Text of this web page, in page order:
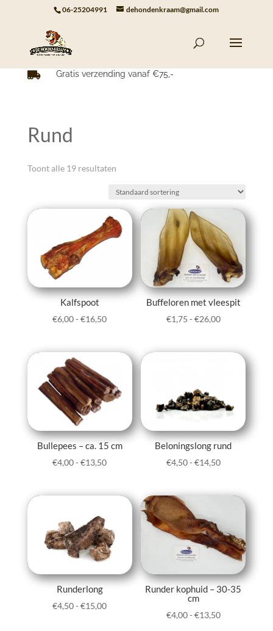
06-25204991 dehondenkraam@gmail.com
 Gratis verzending vanaf €75,-
Rund
Toont alle 19 resultaten
Kalfspoot
€6,00- €16,50Prijsklasse:
tot
€16,50
Buffeloren met vleespit
€1,75 - €26,00Prijsklasse:
tot
€26,00
Bullepees – ca. 15 cm
€4,00- €13,50Prijsklasse:
tot
€13,50
Beloningslong rund
€4,50- €14,50Prijsklasse:
tot
€14,50
Runderlong
€4,50- €15,00Prijsklasse:
Runder kophuid – 30-35
cm
€4,00- €13,50Prijsklasse: